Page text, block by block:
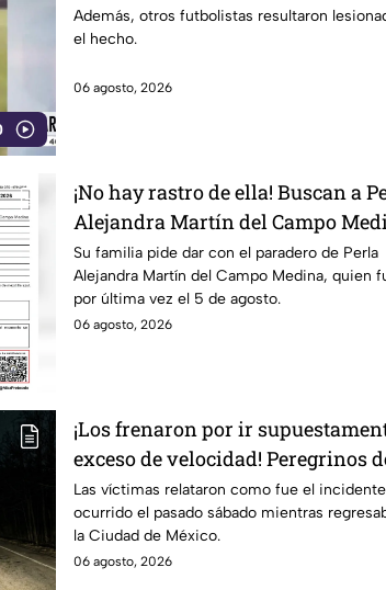
partido
Además, otros futbolistas resultaron
el hecho.
06 agosto, 2026
¡No hay rastro de ella! Buscan a
Alejandra Martín del Campo
desaparecida en Guanajuato
Su familia pide dar con el paradero de Perla
Alejandra Martín del Campo Medina, quien
por última vez el 5 de agosto.
06 agosto, 2026
¡Los frenaron por ir
exceso de velocidad! Peregrinos
Nuevo Laredo relatan cómo fueron
asaltados en Irapuato
Las víctimas relataron como fue el incidente
ocurrido el pasado sábado mientras
la Ciudad de México.
06 agosto, 2026